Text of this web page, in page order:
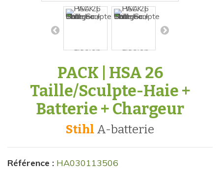
PACK | HSA 26
Taille/Sculpte-Haie +
Batterie + Chargeur
Stihl a-batterie
Référence : HA030113506